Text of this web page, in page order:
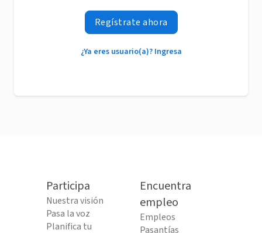
Regístrate ahora
¿Ya eres usuario(a)? Ingresa
Participa
Nuestra visión
Pasa la voz
Planifica tu
Encuentra
empleo
Empleos
Pasantías